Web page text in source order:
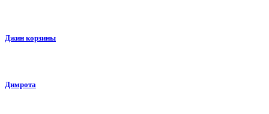
Джин корзины
Димрота